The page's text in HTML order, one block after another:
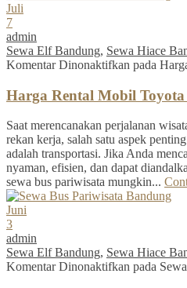
Juli
7
admin
Sewa Elf Bandung, Sewa Hiace
Komentar Dinonaktifkan pada
Harga Rental Mobil Toyota
Saat merencanakan perjalanan
rekan kerja, salah satu aspek
adalah transportasi. Jika Anda
nyaman, efisien, dan dapat
sewa bus pariwisata mungkin...
Juni
3
admin
Sewa Elf Bandung, Sewa Hiace
Komentar Dinonaktifkan pada